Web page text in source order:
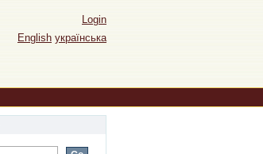
Login
English українська